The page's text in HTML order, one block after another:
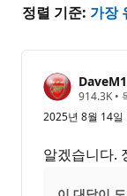
정렬 기준: 가장
914.3K 평
포
트
•
2025년 8월 14일
알겠습니다.